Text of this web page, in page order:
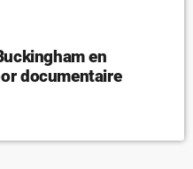
en
documentaire